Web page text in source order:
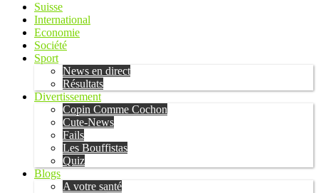
Suisse
International
Economie
Société
Sport
News en direct
Résultats
Divertissement
Copin Comme Cochon
Cute-News
Fails
Les Bouffistas
Quiz
Blogs
A votre santé